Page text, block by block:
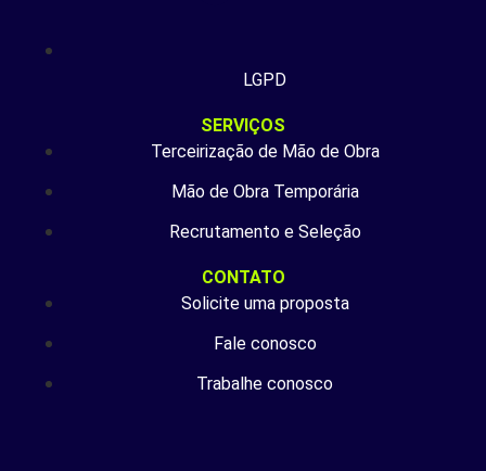
LGPD
SERVIÇOS
Terceirização de Mão de Obra
Mão de Obra Temporária
Recrutamento e Seleção
CONTATO
Solicite uma proposta
Fale conosco
Trabalhe conosco